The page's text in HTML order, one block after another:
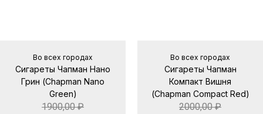
Во всех городах
Сигареты Чапман Нано
Грин (Chapman Nano
Green)
1900,00₽
Во всех городах
Сигареты Чапман
Компакт Вишня
(Chapman Compact Red)
2000,00₽